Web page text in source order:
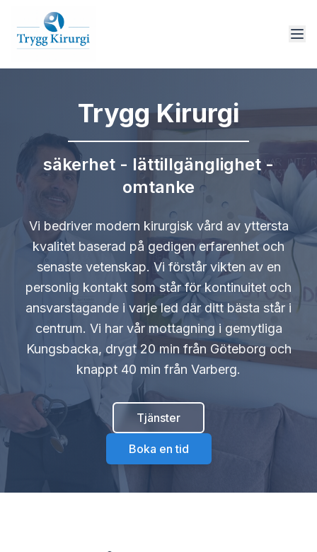
Trygg Kirurgi
säkerhet - lättillgänglighet -
omtanke
Vi bedriver modern kirurgisk vård av yttersta
kvalitet baserad på gedigen erfarenhet och
senaste vetenskap. Vi förstår vikten av en
personlig kontakt som står för kontinuitet och
ansvarstagande i varje led där ditt bästa står i
centrum. Vi har vår mottagning i gemytliga
Kungsbacka, drygt 20 min från Göteborg och
knappt 40 min från Varberg.
Tjänster
Boka en tid